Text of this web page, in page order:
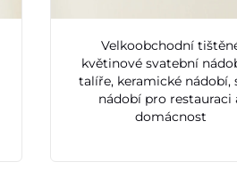
Velkoobchodní
květinové svatební
talíře, keramické nádobí,
nádobí pro restauraci
domácnost